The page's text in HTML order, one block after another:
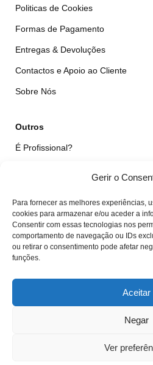
Gerir o
Para fornecer as melhores experiências,
cookies para armazenar e/ou aceder a
Consentir com essas tecnologias nos
comportamento de navegação ou IDs
ou retirar o consentimento pode afetar
funções.
Aceitar
Negar
Ver
Politicas de Cookies
Formas de Pagamento
Entregas & Devoluções
Contactos e Apoio ao Cliente
Sobre Nós
Outros
É Profissional?
Qualidade das Peças
Minha Conta
© VTcell Soluções Electrónicas - Todos